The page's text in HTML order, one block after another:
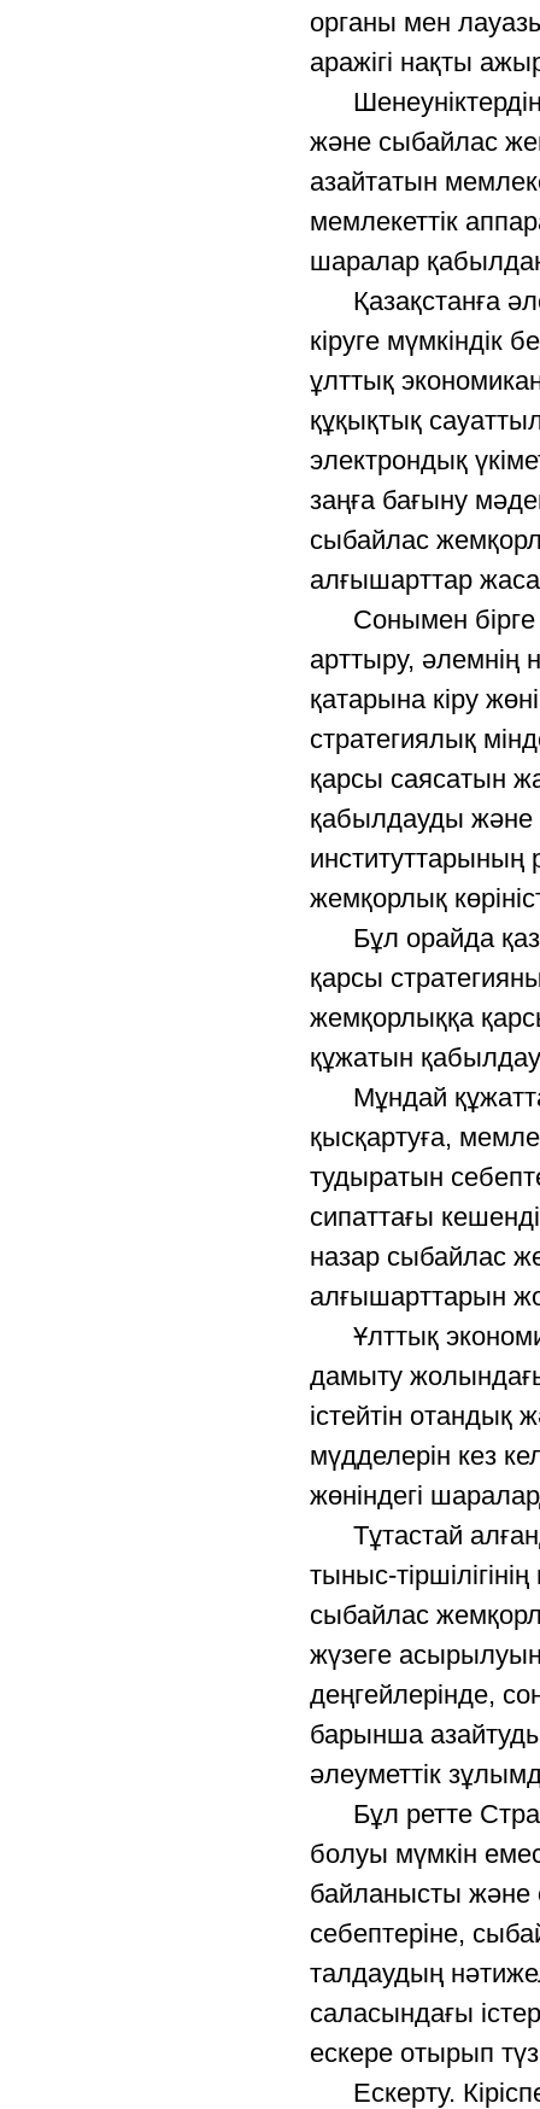
органы мен
аражігі нақты
Шенеуніктердің
және сыбайлас
азайтатын
мемлекеттік
шаралар
Қазақстанға
кіруге мүмкіндік
ұлттық
құқықтық
электрондық
заңға бағыну
сыбайлас
алғышарттар
Сонымен бірге
арттыру, әлемнің
қатарына кіру
стратегиялық
қарсы саясатын
қабылдауды және
институттарының
жемқорлық
Бұл орайда
қарсы
жемқорлыққа
құжатын қабылдау
Мұндай құжатта
қысқартуға,
тудыратын
сипаттағы
назар сыбайлас
алғышарттарын
Ұлттық
дамыту
істейтін отандық
мүдделерін кез
жөніндегі
Тұтастай
тыныс-
сыбайлас
жүзеге асырылуын
деңгейлерінде,
барынша
әлеуметтік
Бұл ретте
болуы мүмкін
байланысты
себептеріне,
талдаудың
саласындағы
ескере отырып
Ескерту.